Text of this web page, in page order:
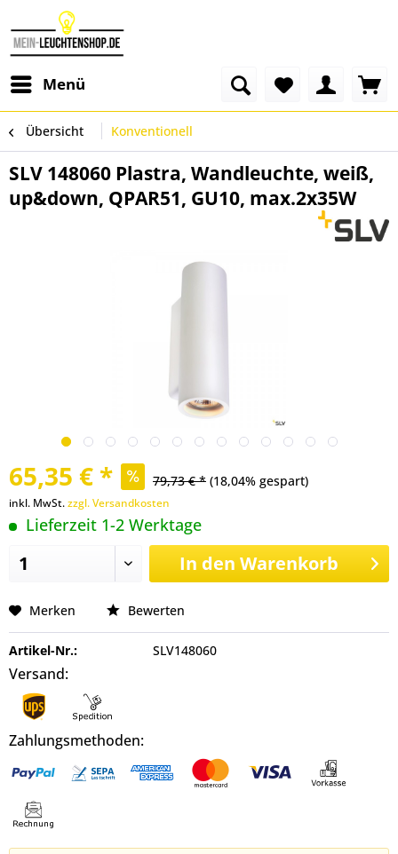
Menü
Übersicht Konventionell
SLV 148060 Plastra, Wandleuchte, weiß,
up&down, QPAR51, GU10, max.2x35W
65,35 € * 79,73 € * (18,04% gespart)
inkl. MwSt.zzgl. Versandkosten
Lieferzeit 1-2 Werktage
In den Warenkorb
Merken Bewerten
Artikel-Nr.: SLV148060
Versand:
Zahlungsmethoden: